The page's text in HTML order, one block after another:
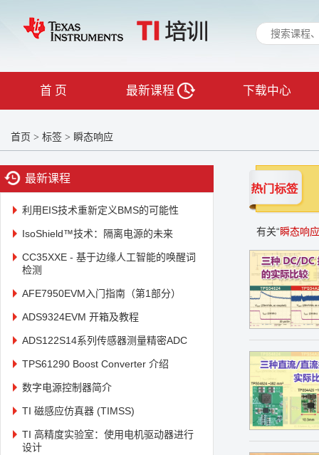
首 页 最新课程 下载中心
首页 > 标签 > 瞬态响应
最新课程
利用EIS技术重新定义BMS的可能性
IsoShield™技术：隔离电源的未来
CC35XXE - 基于边缘人工智能的唤醒词
检测
AFE7950EVM入门指南（第1部分）
ADS9324EVM 开箱及教程
ADS122S14系列传感器测量精密ADC
TPS61290 Boost Converter 介绍
数字电源控制器简介
TI 磁感应仿真器 (TIMSS)
TI 高精度实验室：使用电机驱动器进行
设计
有关“瞬态响应